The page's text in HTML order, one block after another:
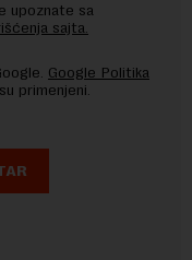
upoznate sa
sajta.
Google Politika
su primenjeni.